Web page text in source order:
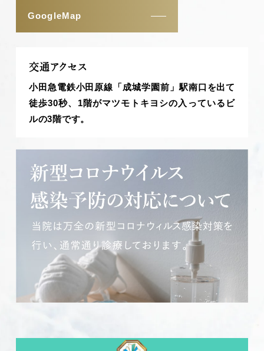
GoogleMap
交通アクセス
小田急電鉄小田原線「成城学園前」駅南口を出て
徒歩30秒、1階がマツモトキヨシの入っているビ
ルの3階です。